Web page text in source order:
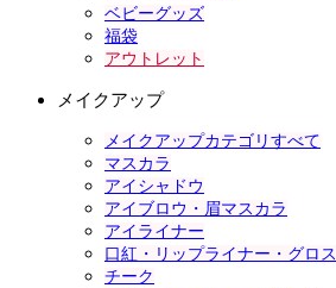
ベビーグッズ
福袋
アウトレット
メイクアップ
メイクアップカテゴリすべて
マスカラ
アイシャドウ
アイブロウ・眉マスカラ
アイライナー
口紅・リップライナー・グロス
チーク